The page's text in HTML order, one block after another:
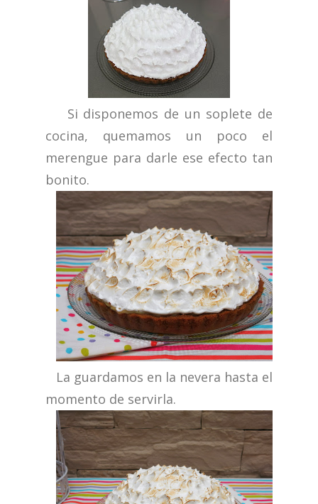
Si disponemos de un soplete de
cocina, quemamos un poco el
merengue para darle ese efecto tan
bonito.
La guardamos en la nevera hasta el
momento de servirla.